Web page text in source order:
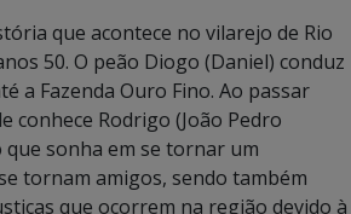
que acontece no vilarejo de Rio
50. O peão Diogo (Daniel) conduz
a Fazenda Ouro Fino. Ao passar
conhece Rodrigo (João Pedro
sonha em se tornar um
tornam amigos, sendo também
que ocorrem na região devido à